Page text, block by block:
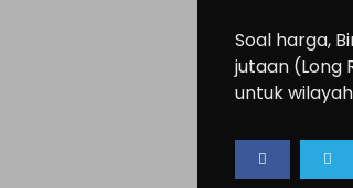
Soal harga,
jutaan (Long
untuk